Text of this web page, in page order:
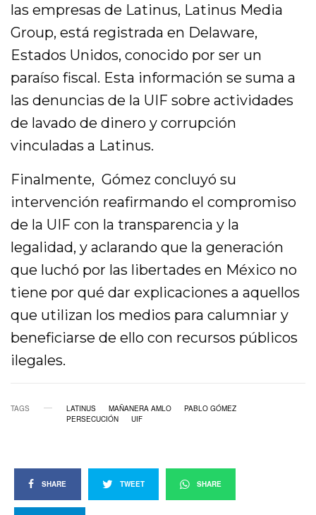
las empresas de Latinus, Latinus Media
Group, está registrada en Delaware,
Estados Unidos, conocido por ser un
paraíso fiscal. Esta información se suma a
las denuncias de la UIF sobre actividades
de lavado de dinero y corrupción
vinculadas a Latinus.
Finalmente, Gómez concluyó su
intervención reafirmando el compromiso
de la UIF con la transparencia y la
legalidad, y aclarando que la generación
que luchó por las libertades en México no
tiene por qué dar explicaciones a aquellos
que utilizan los medios para calumniar y
beneficiarse de ello con recursos públicos
ilegales.
TAGS LATINUS MAÑANERA AMLO
PABLO GÓMEZ
PERSECUCIÓN
UIF
SHARE TWEET SHARE